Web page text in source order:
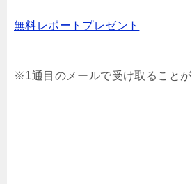
無料レポートプレゼント
※1通目のメールで受け取ることが